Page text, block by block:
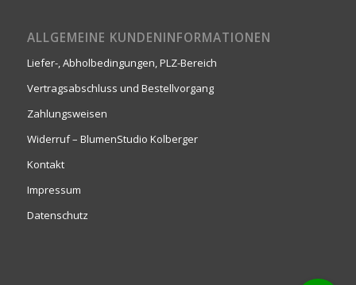
ALLGEMEINE KUNDENINFORMATIONEN
Liefer-, Abholbedingungen, PLZ-Bereich
Vertragsabschluss und Bestellvorgang
Zahlungsweisen
Widerruf – BlumenStudio Kolberger
Kontakt
Impressum
Datenschutz